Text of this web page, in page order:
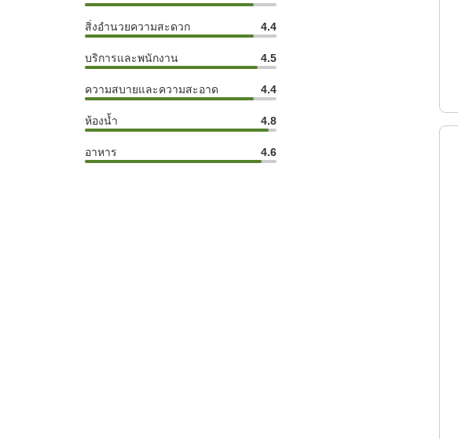
สิ่งอำนวยความสะดวก 4.4
บริการและพนักงาน 4.5
ความสบายและความสะอาด 4.4
ห้องน้ำ 4.8
อาหาร 4.6